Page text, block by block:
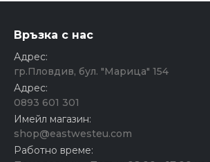
Връзка с нас
Адрес:
гр.Пловдив, бул. "Марица" 154
Адрес:
0893 601 301
Имейл магазин:
shop@eastwesteu.com
Работно време: